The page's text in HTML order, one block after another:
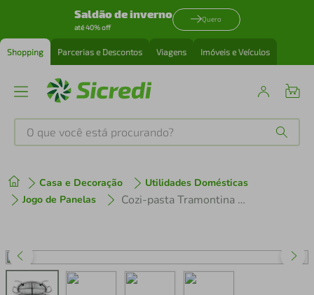
Saldão de inverno
até 40% off
Quero
Shopping Parcerias e Descontos Viagens Imóveis e Veículos
O que você está procurando?
Casa e Decoração
Utilidades Domésticas
Jogo de Panelas
Cozi-pasta Tramontina Professional 4 Recipientes Inox - 5 Peças
1º tenis
3º perfume